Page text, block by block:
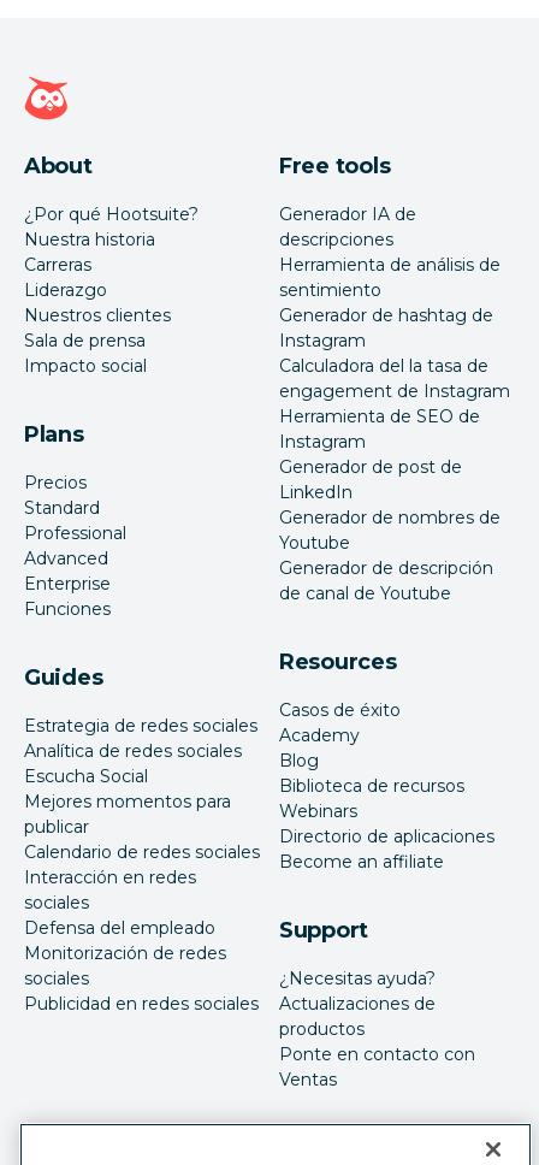
Página de inicio de Hootsuite
About
¿Por qué Hootsuite?
Nuestra historia
Carreras
Liderazgo
Nuestros clientes
Sala de prensa
Impacto social
Plans
Precios
Standard
Professional
Advanced
Enterprise
Funciones
Guides
Estrategia de redes sociales
Analítica de redes sociales
Escucha Social
Mejores momentos para
publicar
Calendario de redes sociales
Interacción en redes
sociales
Defensa del empleado
Monitorización de redes
sociales
Publicidad en redes sociales
Free tools
Generador IA de
descripciones
Herramienta de análisis de
sentimiento
Generador de hashtag de
Instagram
Calculadora del la tasa de
engagement de Instagram
Herramienta de SEO de
Instagram
Generador de post de
LinkedIn
Generador de nombres de
Youtube
Generador de descripción
de canal de Youtube
Resources
Casos de éxito
Academy
Blog
Biblioteca de recursos
Webinars
Directorio de aplicaciones
Become an affiliate
Support
¿Necesitas ayuda?
Actualizaciones de
productos
Ponte en contacto con
Ventas